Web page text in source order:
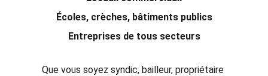
Écoles, crèches, bâtiments publics
Entreprises de tous secteurs
Que vous soyez syndic, bailleur, propriétaire